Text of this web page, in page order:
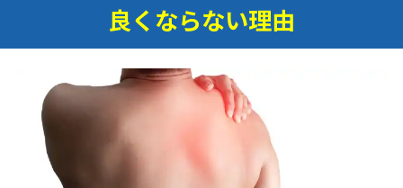
良くならない理由